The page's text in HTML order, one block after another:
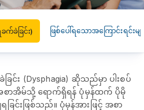
က်ခဲခြင်း) ဖြစ်ပေါ်ရသောအကြောင်းရင်းမျ
ြင်း (Dysphagia) ဆိုသည်မှာ ပါးစပ်
စာအိမ်သို့ ရောက်ရှိရန် ပုံမှန်ထက် ပိုမို
ြင်းဖြစ်သည်။ ပုံမှန်အားဖြင့် အစာ